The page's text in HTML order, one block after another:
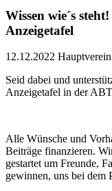
Wissen wie´s
Anzeigetafel
12.12.2022
Seid dabei und
Anzeigetafel in der
Alle Wünsche und
Beiträge finanzieren.
gestartet um Freunde,
gewinnen, uns bei dem